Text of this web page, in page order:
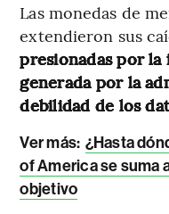
Las monedas de
extendieron sus
presionadas por
generada por la
debilidad de los
Ver más: ¿Hasta
of America se suma
objetivo